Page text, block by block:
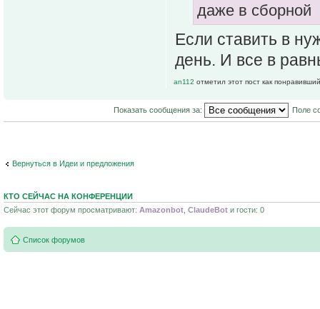
даже в сборной
Если ставить в
день. И все в
an112 отметил этот пост как
Показать сообщения за: Поле
Вернуться в Идеи и предложения
КТО СЕЙЧАС НА КОНФЕРЕНЦИИ
Сейчас этот форум просматривают: Amazonbot ClaudeBot и гости: 0
Список форумов